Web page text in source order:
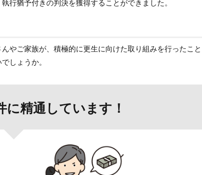
行猶予付きの判決を獲得することができました。
やご家族が、積極的に更生に向けた取り組みを行ったこと
しょうか。
に精通しています！